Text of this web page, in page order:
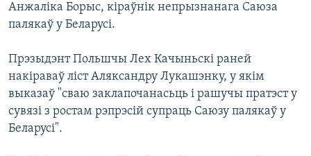
Анжаліка Борыс, кіраўнік непрызнанага Саюза
палякаў у Беларусі.
Прэзыдэнт Польшчы Лех Качыньскі раней
накіраваў ліст Аляксандру Лукашэнку, у якім
выказаў "сваю заклапочанасьць і рашучы пратэст у
сувязі з ростам рэпрэсій супраць Саюзу палякаў у
Беларусі".